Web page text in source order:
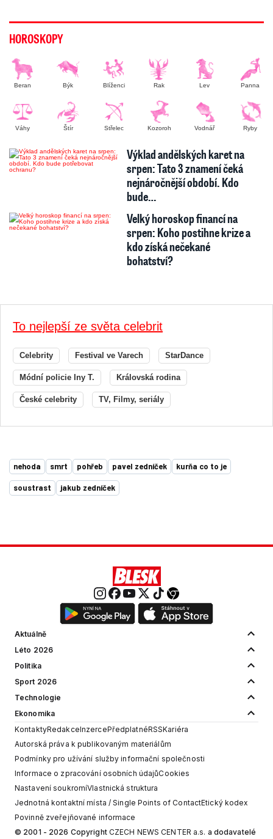
HOROSKOPY
Beran Býk Blíženci Rak Lev Panna
Váhy Štír Střelec Kozoroh Vodnář Ryby
Výklad andělských karet na
srpen: Tato 3 znamení čeká
nejnáročnější období. Kdo
bude…
Velký horoskop financí na
srpen: Koho postihne krize a
kdo získá nečekané
bohatství?
To nejlepší ze světa celebrit
Celebrity Festival ve Varech StarDance
Módní policie Iny T. Královská rodina
České celebrity TV, Filmy, seriály
nehoda smrt pohřeb pavel zedníček kurňa co to je
soustrast jakub zedníček
Aktuálně
Léto 2026
Politika
Sport 2026
Technologie
Ekonomika
KontaktyRedakceInzercePředplatnéRSSKariéra
Autorská práva k publikovaným materiálům
Podmínky pro užívání služby informační společnosti
Informace o zpracování osobních údajůCookies
Nastavení soukromíVlastnická struktura
Jednotná kontaktní místa / Single Points of ContactEtický kodex
Povinně zveřejňované informace
© 2001 - 2026 Copyright CZECH NEWS CENTER a.s. a dodavatelé